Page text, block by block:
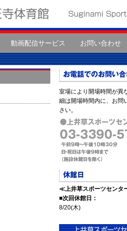
動画配信サービス お問い合わせ
室場により開場時間が異
細は開場時間内に、お問
さい。
≪上井草スポーツセンタ
■次回休館日：
8/20(木)